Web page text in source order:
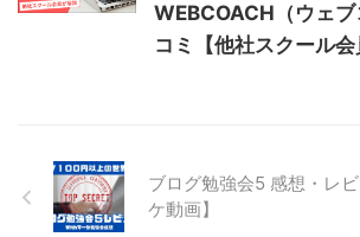
WEBCOACH（ウェブ
コミ【他社スクール会
ブログ勉強会5 感想・レ
ケ動画】